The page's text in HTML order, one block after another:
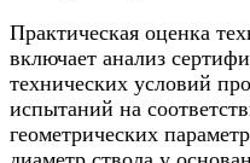
Практическая оценка
включает анализ
технических условий
испытаний на
геометрических